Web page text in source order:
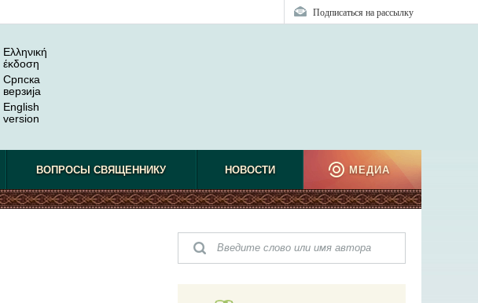
Подписаться на рассылку
Ελληνική
έκδοση
Српска
верзиjа
English
version
ВОПРОСЫ СВЯЩЕННИКУ НОВОСТИ МЕДИА